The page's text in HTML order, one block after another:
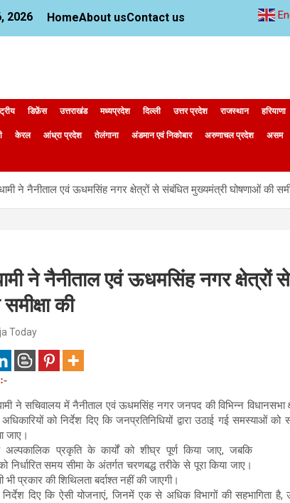
2026 HomeAbout usContact us
डिफ़ेंस उत्तराखंड मध्यप्रदेश दिल्ली उत्तर प्रदेश राजस्थान हरियाणा
केरल आंध्रा प्रदेश तेलंगाना अंडमान एवं निकोबार अरुणाचल प्रदेश असम
ने नैनीताल एवं ऊधमसिंह नगर क्षेत्रों से संबंधित मुख्यमंत्री घोषणाओं की
ने नैनीताल एवं ऊधमसिंह नगर क्षेत्रों
की
Today
ने सचिवालय में नैनीताल एवं ऊधमसिंह नगर जनपद की विभिन्न विधानसभा
को निर्देश दिए कि जनप्रतिनिधियों द्वारा उठाई गई समस्याओं को
जाए।
प्रकृति के कार्यों को शीघ्र पूर्ण किया जाए, जबकि
निर्धारित समय सीमा के अंतर्गत चरणबद्ध तरीके से पूरा किया जाए।
भी प्रकार की शिथिलता बर्दाश्त नहीं की जाएगी।
दिए कि ऐसी योजनाएं, जिनमें एक से अधिक विभागों की सहभागिता है,